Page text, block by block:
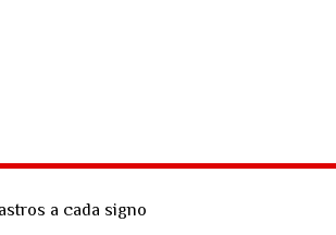
a cada signo